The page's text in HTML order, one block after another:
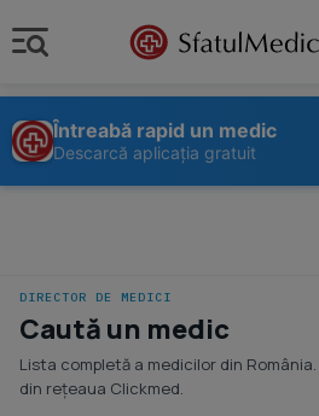
Întreabă rapid un medic
Descarcă aplicația gratuit
DIRECTOR DE MEDICI
Caută un medic
Lista completă a medicilor din
din rețeaua Clickmed.